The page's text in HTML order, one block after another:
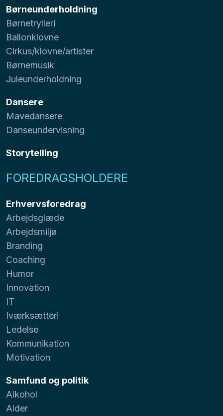
Børneunderholdning
Børnetrylleri
Ballonklovne
Cirkus/klovne/artister
Børnemusik
Juleunderholdning
Dansere
Mavedansere
Danseundervisning
Storytelling
FOREDRAGSHOLDERE
Erhvervsforedrag
Arbejdsglæde
Arbejdsmiljø
Branding
Coaching
Humor
Innovation
IT
Iværksætteri
Ledelse
Kommunikation
Motivation
Samfund og politik
Alkohol
Alder